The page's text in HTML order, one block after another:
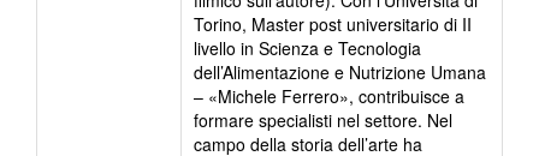
Torino, Master post universitario di II
livello in Scienza e Tecnologia
dell’Alimentazione e Nutrizione Umana
– «Michele Ferrero», contribuisce a
formare specialisti nel settore. Nel
campo della storia dell’arte ha